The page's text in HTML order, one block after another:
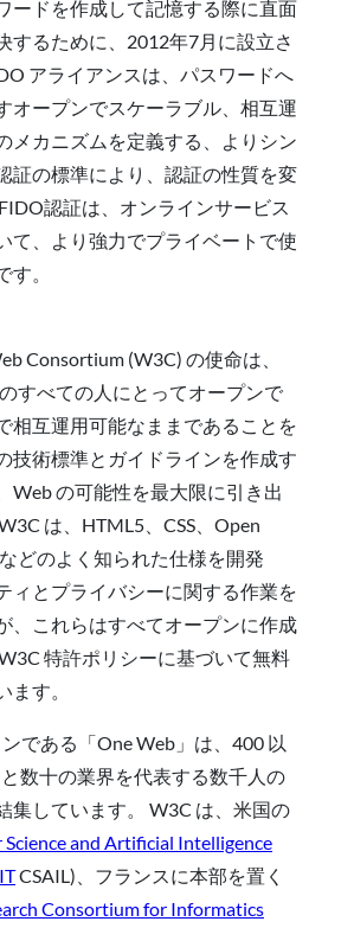
ードを作成して記憶する際に直面
するために、2012年7月に設立さ
アライアンスは、パスワードへ
オープンでスケーラブル、相互運
メカニズムを定義する、よりシン
証の標準により、認証の性質を変
認証は、オンラインサービス
て、より強力でプライベートで使
す。
Consortium (W3C) の使命は、
すべての人にとってオープンで
相互運用可能なままであることを
技術標準とガイドラインを作成す
Web の可能性を最大限に引き出
は、HTML5、CSS、Open
どのよく知られた仕様を開発
ィとプライバシーに関する作業を
、これらはすべてオープンに作成
特許ポリシーに基づいて無料
ます。
である「One Web」は、400 以
と数十の業界を代表する数千人の
集しています。 W3C は、米国の
and Artificial Intelligence
CSAIL)、フランスに本部を置く
Consortium for Informatics